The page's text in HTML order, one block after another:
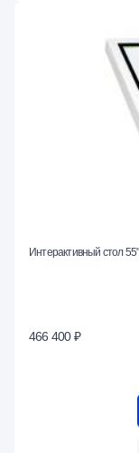
Интерактивный стол
466 400 ₽